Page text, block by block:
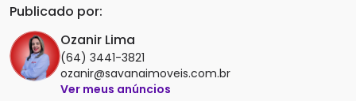
Publicado por:
Ozanir Lima
(64) 3441-3821
ozanir@savanaimoveis.com.br
Ver meus anúncios